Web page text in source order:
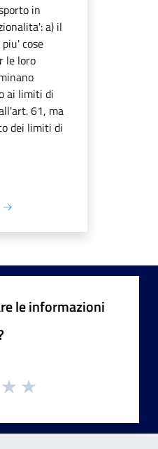
in
a) il
cose
le loro
ai limiti di
61, ma
dei limiti di
le informazioni